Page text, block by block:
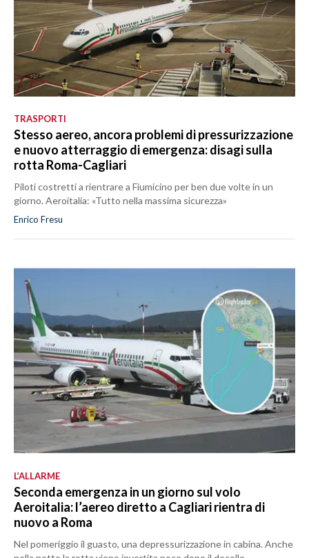
TRASPORTI
Stesso aereo, ancora problemi di pressurizzazione
e nuovo atterraggio di emergenza: disagi sulla
rotta Roma-Cagliari
Piloti costretti a rientrare a Fiumicino per ben due volte in un
giorno. Aeroitalia: «Tutto nella massima sicurezza»
Enrico Fresu
L’ALLARME
Seconda emergenza in un giorno sul volo
Aeroitalia: l’aereo diretto a Cagliari rientra di
nuovo a Roma
Nel pomeriggio il guasto, una depressurizzazione in cabina. Anche